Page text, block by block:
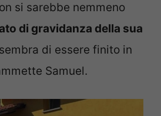
si sarebbe nemmeno
di gravidanza della sua
di essere finito in
Samuel.